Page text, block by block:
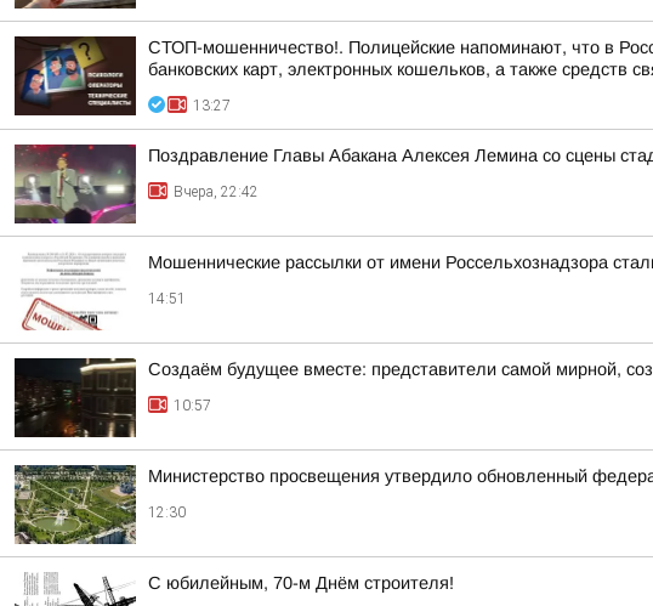
СТОП-мошенничество!. Полицейские напоминают, что в
банковских карт, электронных кошельков, а также средств
13:27
Поздравление Главы Абакана Алексея Лемина со сцены
Вчера, 22:42
Мошеннические рассылки от имени Россельхознадзора
14:51
Создаём будущее вместе: представители самой мирной,
10:57
Министерство просвещения утвердило обновленный
12:30
С юбилейным, 70-м Днём строителя!